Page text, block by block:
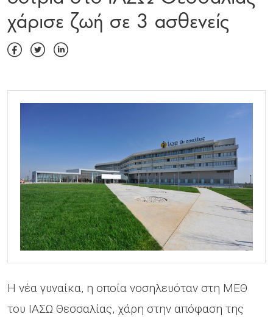
χάρισε ζωή σε 3 ασθενείς
Η νέα γυναίκα, η οποία νοσηλευόταν στη ΜΕΘ
του ΙΑΣΩ Θεσσαλίας, χάρη στην απόφαση της